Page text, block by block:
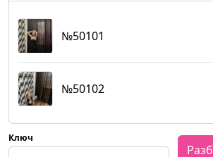
№50101
№50102
Ключ